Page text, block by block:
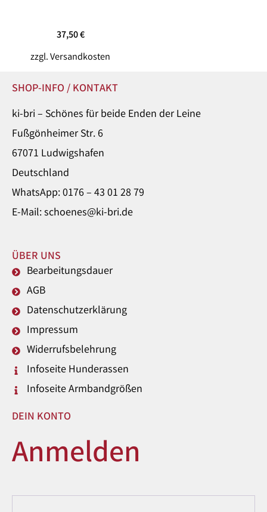
37,50€
zzgl.Versandkosten
SHOP-INFO / KONTAKT
ki-bri – Schönes für beide Enden der Leine
Fußgönheimer Str. 6
67071 Ludwigshafen
Deutschland
WhatsApp: 0176 – 43 01 28 79
E-Mail: schoenes@ki-bri.de
ÜBER UNS
Bearbeitungsdauer
AGB
Datenschutzerklärung
Impressum
Widerrufsbelehrung
Infoseite Hunderassen
Infoseite Armbandgrößen
DEIN KONTO
Anmelden